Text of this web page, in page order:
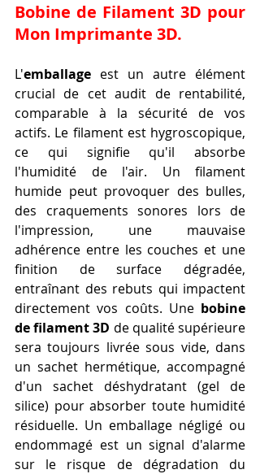
Bobine de Filament 3D pour
Mon Imprimante 3D.
L'emballage est un autre élément
crucial de cet audit de rentabilité,
comparable à la sécurité de vos
actifs. Le filament est hygroscopique,
ce qui signifie qu'il absorbe
l'humidité de l'air. Un filament
humide peut provoquer des bulles,
des craquements sonores lors de
l'impression, une mauvaise
adhérence entre les couches et une
finition de surface dégradée,
entraînant des rebuts qui impactent
directement vos coûts. Une bobine
de filament 3D de qualité supérieure
sera toujours livrée sous vide, dans
un sachet hermétique, accompagné
d'un sachet déshydratant (gel de
silice) pour absorber toute humidité
résiduelle. Un emballage négligé ou
endommagé est un signal d'alarme
sur le risque de dégradation du